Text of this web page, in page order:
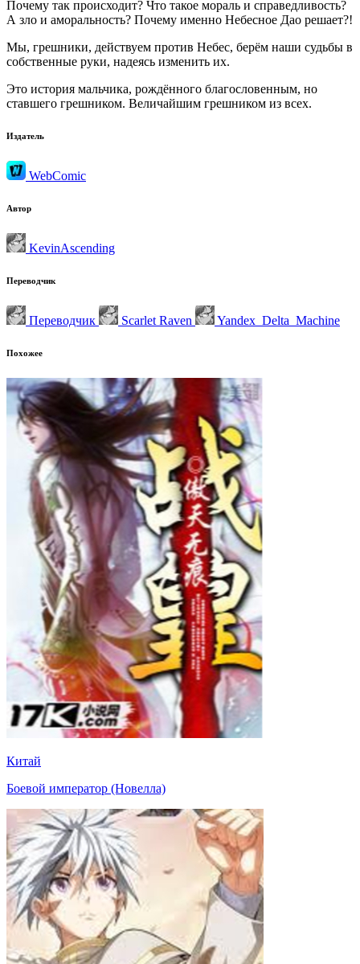
Почему так происходит? Что такое мораль и справедливость?
А зло и аморальность? Почему именно Небесное Дао решает?!
Мы, грешники, действуем против Небес, берём наши судьбы в
собственные руки, надеясь изменить их.
Это история мальчика, рождённого благословенным, но
ставшего грешником. Величайшим грешником из всех.
Издатель
WebComic
Автор
KevinAscending
Переводчик
Переводчик Scarlet Raven Yandex_Delta_Machine
Похожее
Китай
Боевой император (Новелла)